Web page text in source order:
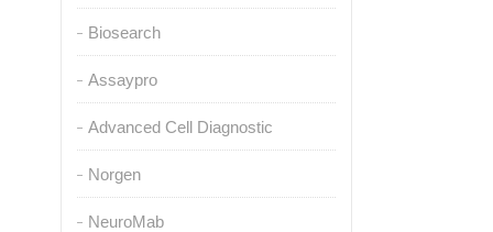
Biosearch
Assaypro
Advanced Cell Diagnostic
Norgen
NeuroMab